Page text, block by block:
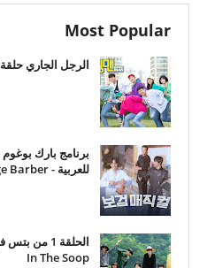
Most Popular
الرجل الجاري حلقة 192
للعربية - The Village Barber
In The Soop